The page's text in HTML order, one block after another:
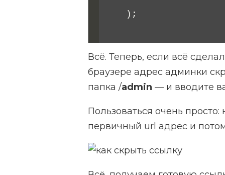
) ;
Всё. Теперь, если всё
браузере адрес админки
папка /admin — и вводите
Пользоваться очень
первичный url адрес и